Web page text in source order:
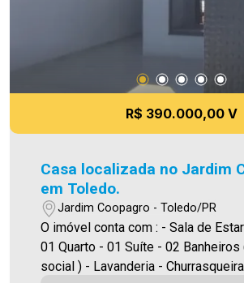
R$ 390.000,00 V
Casa localizada no Jardim
em Toledo.
Jardim Coopagro - Toledo/PR
O imóvel conta com : - Sala de
01 Quarto - 01 Suíte - 02
social ) - Lavanderia -